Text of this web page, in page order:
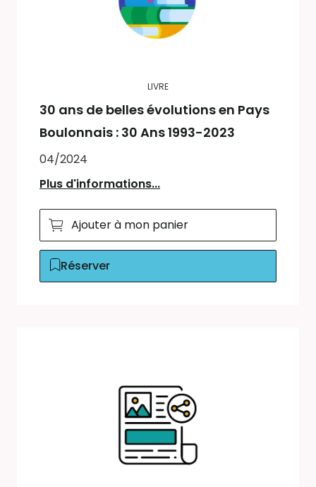
LIVRE
30 ans de belles évolutions en Pays
Boulonnais : 30 Ans 1993-2023
04/2024
Plus d'informations...
Ajouter à mon panier
Réserver